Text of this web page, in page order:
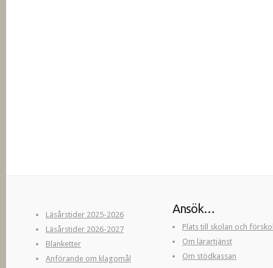
Läsårstider 2025-2026
Läsårstider 2026-2027
Blanketter
Anförande om klagomål
Ansök…
Plats till skolan och
Om lärartjänst
Om stödkassan